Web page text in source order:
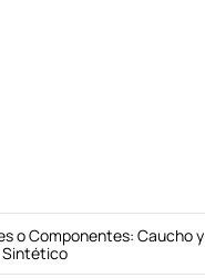
o Componentes: Caucho y
Sintético